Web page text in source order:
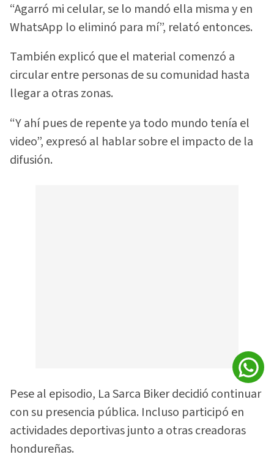
“Agarró mi celular, se lo mandó ella misma y en
WhatsApp lo eliminó para mí”, relató entonces.
También explicó que el material comenzó a
circular entre personas de su comunidad hasta
llegar a otras zonas.
“Y ahí pues de repente ya todo mundo tenía el
video”, expresó al hablar sobre el impacto de la
difusión.
Pese al episodio, La Sarca Biker decidió continuar
con su presencia pública. Incluso participó en
actividades deportivas junto a otras creadoras
hondureñas.